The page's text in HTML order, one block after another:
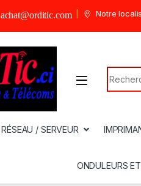
achat@orditic.com Notre
Search
RÉSEAU / SERVEUR
ONDULEURS